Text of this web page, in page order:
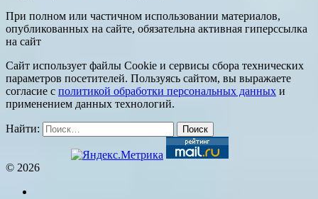
При полном или частичном использовании материалов,
опубликованных на сайте, обязательна активная гиперссылка
на сайт
Сайт использует файлы Cookie и сервисы сбора технических
параметров посетителей. Пользуясь сайтом, вы выражаете
согласие с политикой обработки персональных данных и
применением данных технологий.
Найти:
© 2026